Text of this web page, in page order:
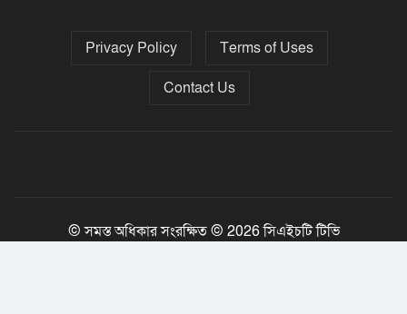
নির্বাচনের তফসিল ৮-১৫ ডিসেম্বরের মধ্যে
যেকোনো দিন
Privacy Policy
Terms of Uses
Contact Us
© সমস্ত অধিকার সংরক্ষিত © 2026 সিএইচটি টিভি